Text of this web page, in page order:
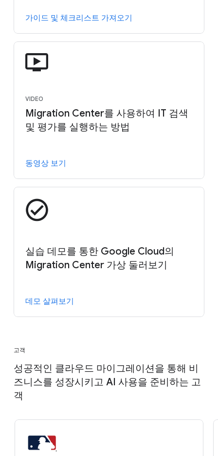
가이드 및 체크리스트 가져오기
VIDEO
Migration Center를 사용하여 IT 검색
및 평가를 실행하는 방법
동영상 보기
실습 데모를 통한 Google Cloud의
Migration Center 가상 둘러보기
데모 살펴보기
고객
성공적인 클라우드 마이그레이션을 통해 비
즈니스를 성장시키고 AI 사용을 준비하는 고
객